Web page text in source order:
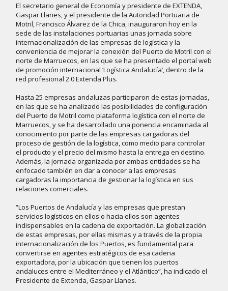
El secretario general de Economía y presidente de EXTENDA,
Gaspar Llanes, y el presidente de la Autoridad Portuaria de
Motril, Francisco Álvarez de la Chica, inauguraron hoy en la
sede de las instalaciones portuarias unas jornada sobre
internacionalización de las empresas de logística y la
conveniencia de mejorar la conexión del Puerto de Motril con el
norte de Marruecos, en las que se ha presentado el portal web
de promoción internacional ‘Logística Andalucía’, dentro de la
red profesional 2.0 Extenda Plus.
Hasta 25 empresas andaluzas participaron de estas jornadas,
en las que se ha analizado las posibilidades de configuración
del Puerto de Motril como plataforma logística con el norte de
Marruecos, y se ha desarrollado una ponencia encaminada al
conocimiento por parte de las empresas cargadoras del
proceso de gestión de la logística, como medio para controlar
el producto y el precio del mismo hasta la entrega en destino.
Además, la jornada organizada por ambas entidades se ha
enfocado también en dar a conocer a las empresas
cargadoras la importancia de gestionar la logística en sus
relaciones comerciales.
“Los Puertos de Andalucía y las empresas que prestan
servicios logísticos en ellos o hacia ellos son agentes
indispensables en la cadena de exportación. La globalización
de estas empresas, por ellas mismas y a través de la propia
internacionalización de los Puertos, es fundamental para
convertirse en agentes estratégicos de esa cadena
exportadora, por la ubicación que tienen los puertos
andaluces entre el Mediterráneo y el Atlántico”, ha indicado el
Presidente de Extenda, Gaspar Llanes.